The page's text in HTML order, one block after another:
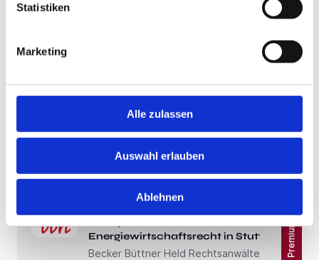
Statistiken
Marketing
Alle zulassen
Auswahl erlauben
Ablehnen
EVEX Deutschland GmbH
Premium
Premium Stuttgart
Energiewirtschaftsrecht in Stuttgart
Becker Büttner Held Rechtsanwälte
Premium